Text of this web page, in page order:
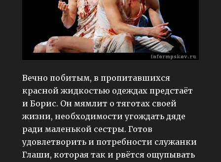
Вечно побитым, в пропитавшихся
красной жидкостью одеждах предстаёт
и Борис. Он мямлит о тяготах своей
жизни, необходимости угождать дяде
ради маленькой сестры. Готов
удовлетворить и потребности служанки
Глаши, которая так и рвётся ощупывать